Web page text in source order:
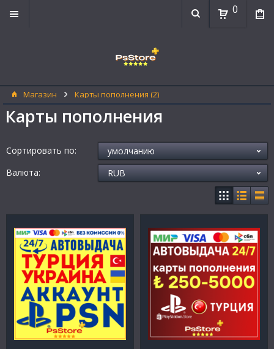
0
Магазин Карты пополнения (2)
Карты пополнения
Сортировать по:
Валюта: